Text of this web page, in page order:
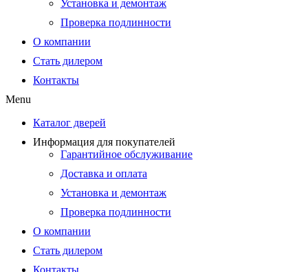
Установка и демонтаж
Проверка подлинности
О компании
Стать дилером
Контакты
Menu
Каталог дверей
Информация для покупателей
Гарантийное обслуживание
Доставка и оплата
Установка и демонтаж
Проверка подлинности
О компании
Стать дилером
Контакты